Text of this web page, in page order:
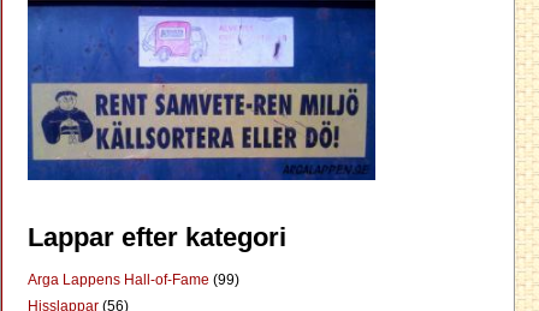
Lappar efter kategori
Arga Lappens Hall-of-Fame (99)
Hisslappar (56)